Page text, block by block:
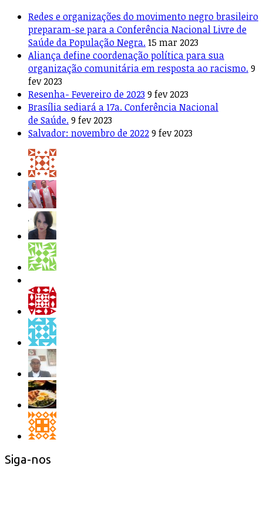
Redes e organizações do movimento negro brasileiro
preparam-se para a Conferência Nacional Livre de
Saúde da População Negra.15 mar 2023
Aliança define coordenação política para sua
organização comunitária em resposta ao racismo.9
fev 2023
Resenha- Fevereiro de 2023 9 fev 2023
Brasília sediará a 17a. Conferência Nacional
de Saúde.9 fev 2023
Salvador: novembro de 20229 fev 2023
Siga-nos